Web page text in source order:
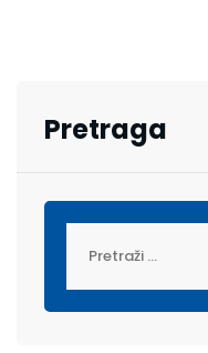
Pretraga